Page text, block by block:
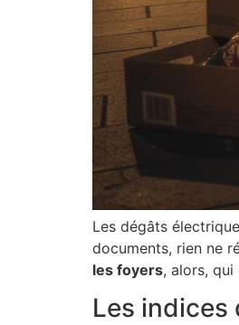
Les dégâts
documents, rien ne
les foyers, alors, qui
Les indices